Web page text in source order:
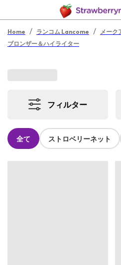
Home / ランコム Lancome / メーク
ブロンザー＆ハイライター
フィルター
全て ストロベリーネット